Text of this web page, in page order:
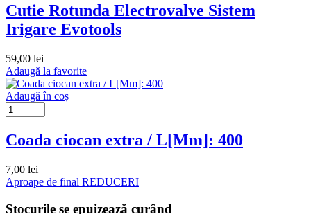
Cutie Rotunda Electrovalve Sistem
Irigare Evotools
59,00 lei
Adaugă la favorite
Adaugă în coș
Coada ciocan extra / L[Mm]: 400
7,00 lei
Aproape de final REDUCERI
Stocurile se epuizează curând